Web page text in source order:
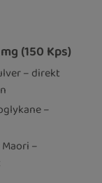
(150 Kps)
– direkt
–
–